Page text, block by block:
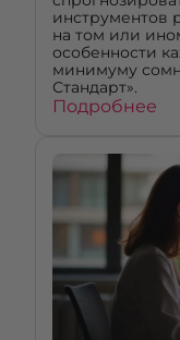
инструментов
на том или
особенности
минимуму
Стандарт».
Подробнее